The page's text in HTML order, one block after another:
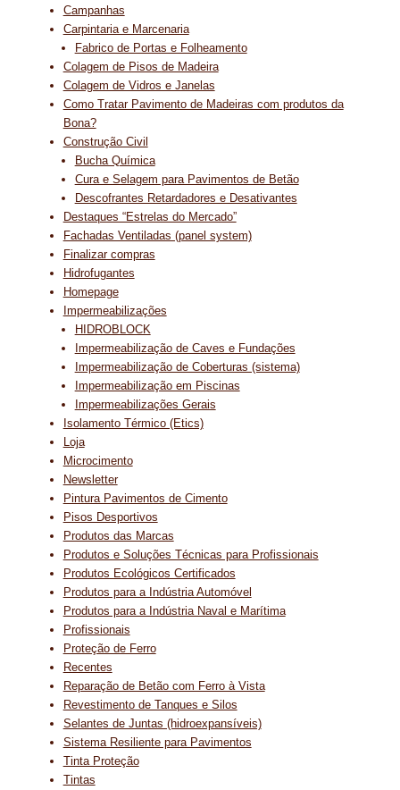
Campanhas
Carpintaria e Marcenaria
Fabrico de Portas e Folheamento
Colagem de Pisos de Madeira
Colagem de Vidros e Janelas
Como Tratar Pavimento de Madeiras com produtos da
Bona?
Construção Civil
Bucha Química
Cura e Selagem para Pavimentos de Betão
Descofrantes Retardadores e Desativantes
Destaques “Estrelas do Mercado”
Fachadas Ventiladas (panel system)
Finalizar compras
Hidrofugantes
Homepage
Impermeabilizações
HIDROBLOCK
Impermeabilização de Caves e Fundações
Impermeabilização de Coberturas (sistema)
Impermeabilização em Piscinas
Impermeabilizações Gerais
Isolamento Térmico (Etics)
Loja
Microcimento
Newsletter
Pintura Pavimentos de Cimento
Pisos Desportivos
Produtos das Marcas
Produtos e Soluções Técnicas para Profissionais
Produtos Ecológicos Certificados
Produtos para a Indústria Automóvel
Produtos para a Indústria Naval e Marítima
Profissionais
Proteção de Ferro
Recentes
Reparação de Betão com Ferro à Vista
Revestimento de Tanques e Silos
Selantes de Juntas (hidroexpansíveis)
Sistema Resiliente para Pavimentos
Tinta Proteção
Tintas